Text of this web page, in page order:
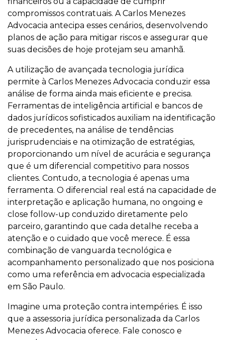
compromissos contratuais. A Carlos Menezes
Advocacia antecipa esses cenários, desenvolvendo
planos de ação para mitigar riscos e assegurar que
suas decisões de hoje protejam seu amanhã.
A utilização de avançada tecnologia jurídica
permite à Carlos Menezes Advocacia conduzir essa
análise de forma ainda mais eficiente e precisa.
Ferramentas de inteligência artificial e bancos de
dados jurídicos sofisticados auxiliam na identificação
de precedentes, na análise de tendências
jurisprudenciais e na otimização de estratégias,
proporcionando um nível de acurácia e segurança
que é um diferencial competitivo para nossos
clientes. Contudo, a tecnologia é apenas uma
ferramenta. O diferencial real está na capacidade de
interpretação e aplicação humana, no ongoing e
close follow-up conduzido diretamente pelo
parceiro, garantindo que cada detalhe receba a
atenção e o cuidado que você merece. É essa
combinação de vanguarda tecnológica e
acompanhamento personalizado que nos posiciona
como uma referência em advocacia especializada
em São Paulo.
Imagine uma proteção contra intempéries. É isso
que a assessoria jurídica personalizada da Carlos
Menezes Advocacia oferece. Fale conosco e